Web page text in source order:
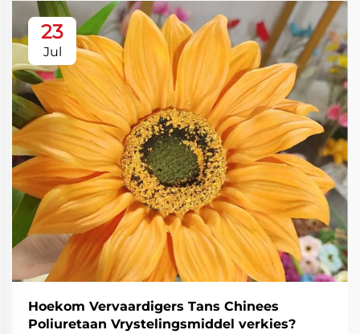
23
Jul
Hoekom Vervaardigers Tans Chinees
Poliuretaan Vrystelingsmiddel verkies?